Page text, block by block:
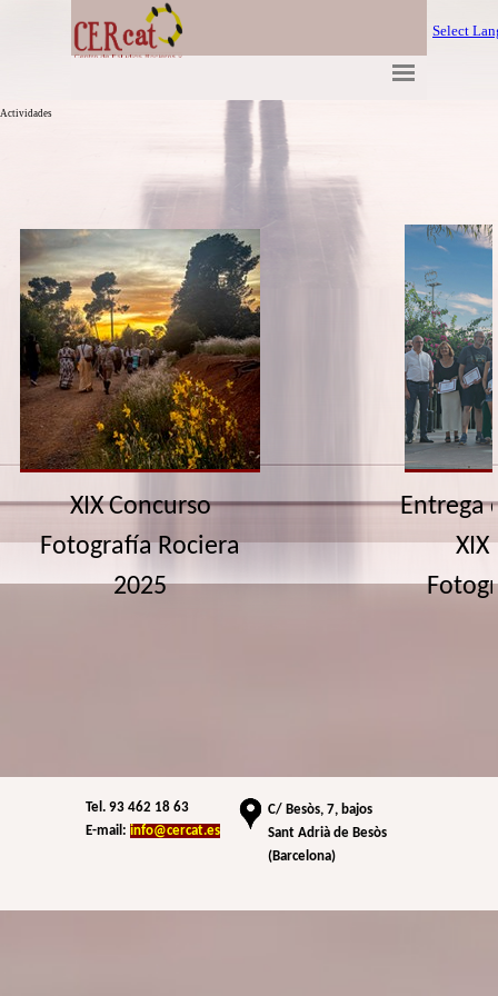
Select
Actividades
XIX Concurso
Fotografía Rociera
2025
Entrega
XIX
C/ Besòs, 7, bajos
Sant Adrià de Besòs
(Barcelona)
Tel. 93 462 18 63
E-mail: info@cercat.es